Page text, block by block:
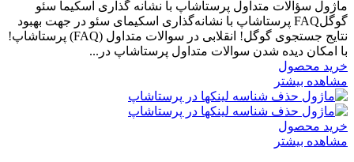
ماژول سؤالات متداول پرستاشاپ با نشانه گذاری اسکیما سئو
گوگلFAQ پرستاشاپ با نشانه‌گذاری اسکیمای سئو در جهت بهبود
نتایج جستجوی گوگل! انقلابی در سوالات متداول (FAQ) پرستاشاپ!
با امکان دیده شدن سوالات متداول پرستاشاپ در...
خرید محصول
مشاهده بیشتر
خرید محصول
مشاهده بیشتر